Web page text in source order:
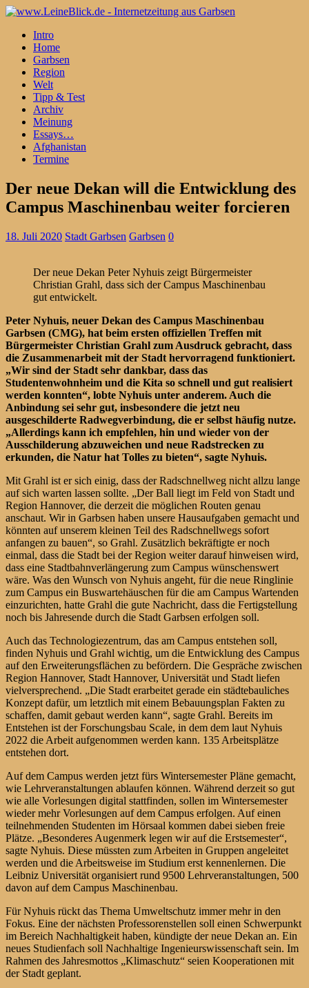
Intro
Home
Garbsen
Region
Welt
Tipp & Test
Archiv
Meinung
Essays…
Afghanistan
Termine
Der neue Dekan will die Entwicklung des
Campus Maschinenbau weiter forcieren
18. Juli 2020 Stadt Garbsen Garbsen 0
Der neue Dekan Peter Nyhuis zeigt Bürgermeister
Christian Grahl, dass sich der Campus Maschinenbau
gut entwickelt.
Peter Nyhuis, neuer Dekan des Campus Maschinenbau
Garbsen (CMG), hat beim ersten offiziellen Treffen mit
Bürgermeister Christian Grahl zum Ausdruck gebracht, dass
die Zusammenarbeit mit der Stadt hervorragend funktioniert.
„Wir sind der Stadt sehr dankbar, dass das
Studentenwohnheim und die Kita so schnell und gut realisiert
werden konnten“, lobte Nyhuis unter anderem. Auch die
Anbindung sei sehr gut, insbesondere die jetzt neu
ausgeschilderte Radwegverbindung, die er selbst häufig nutze.
„Allerdings kann ich empfehlen, hin und wieder von der
Ausschilderung abzuweichen und neue Radstrecken zu
erkunden, die Natur hat Tolles zu bieten“, sagte Nyhuis.
Mit Grahl ist er sich einig, dass der Radschnellweg nicht allzu lange
auf sich warten lassen sollte. „Der Ball liegt im Feld von Stadt und
Region Hannover, die derzeit die möglichen Routen genau
anschaut. Wir in Garbsen haben unsere Hausaufgaben gemacht und
könnten auf unserem kleinen Teil des Radschnellwegs sofort
anfangen zu bauen“, so Grahl. Zusätzlich bekräftigte er noch
einmal, dass die Stadt bei der Region weiter darauf hinweisen wird,
dass eine Stadtbahnverlängerung zum Campus wünschenswert
wäre. Was den Wunsch von Nyhuis angeht, für die neue Ringlinie
zum Campus ein Buswartehäuschen für die am Campus Wartenden
einzurichten, hatte Grahl die gute Nachricht, dass die Fertigstellung
noch bis Jahresende durch die Stadt Garbsen erfolgen soll.
Auch das Technologiezentrum, das am Campus entstehen soll,
finden Nyhuis und Grahl wichtig, um die Entwicklung des Campus
auf den Erweiterungsflächen zu befördern. Die Gespräche zwischen
Region Hannover, Stadt Hannover, Universität und Stadt liefen
vielversprechend. „Die Stadt erarbeitet gerade ein städtebauliches
Konzept dafür, um letztlich mit einem Bebauungsplan Fakten zu
schaffen, damit gebaut werden kann“, sagte Grahl. Bereits im
Entstehen ist der Forschungsbau Scale, in dem dem laut Nyhuis
2022 die Arbeit aufgenommen werden kann. 135 Arbeitsplätze
entstehen dort.
Auf dem Campus werden jetzt fürs Wintersemester Pläne gemacht,
wie Lehrveranstaltungen ablaufen können. Während derzeit so gut
wie alle Vorlesungen digital stattfinden, sollen im Wintersemester
wieder mehr Vorlesungen auf dem Campus erfolgen. Auf einen
teilnehmenden Studenten im Hörsaal kommen dabei sieben freie
Plätze. „Besonderes Augenmerk legen wir auf die Erstsemester“,
sagte Nyhuis. Diese müssten zum Arbeiten in Gruppen angeleitet
werden und die Arbeitsweise im Studium erst kennenlernen. Die
Leibniz Universität organisiert rund 9500 Lehrveranstaltungen, 500
davon auf dem Campus Maschinenbau.
Für Nyhuis rückt das Thema Umweltschutz immer mehr in den
Fokus. Eine der nächsten Professorenstellen soll einen Schwerpunkt
im Bereich Nachhaltigkeit haben, kündigte der neue Dekan an. Ein
neues Studienfach soll Nachhaltige Ingenieurswissenschaft sein. Im
Rahmen des Jahresmottos „Klimaschutz“ seien Kooperationen mit
der Stadt geplant.